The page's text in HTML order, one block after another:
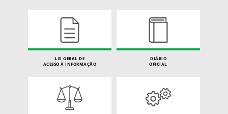
LEI GERAL DE
ACESSO À INFORMAÇÃO
DIÁRIO
OFICIAL